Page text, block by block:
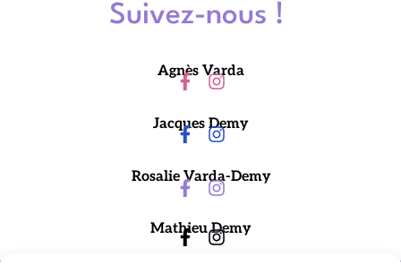
Suivez-nous !
Agnès Varda
Jacques Demy
Rosalie Varda-Demy
Mathieu Demy